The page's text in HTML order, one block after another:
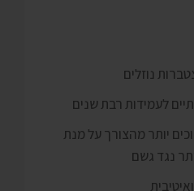
נוזלים
לעמידות רבת שנים
יותר מהצורך על מנת
נגד גשם